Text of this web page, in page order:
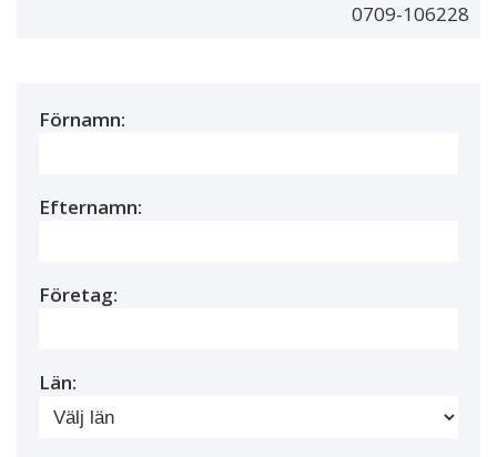
0709-106228
Förnamn:
Efternamn:
Företag:
Län: